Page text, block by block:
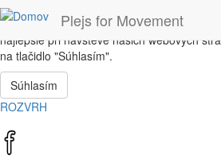
Skočiť na hlavný obsah
Táto stránka používa súbory cookie, ktoré
najlepšie pri návšteve našich webových
na tlačidlo "Súhlasím".
Súhlasím
ROZVRH
Plejs for Movement